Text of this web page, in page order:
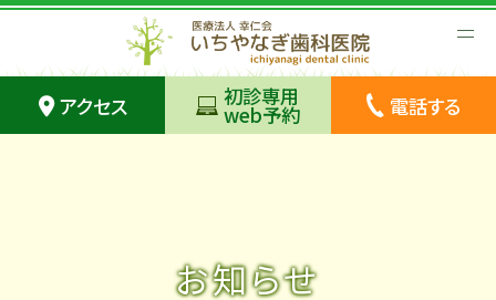
アクセス 初診専用
web予約 電話する
お知らせ